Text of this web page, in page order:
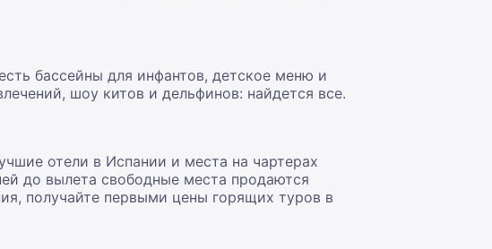
бассейны для инфантов, детское меню и
шоу китов и дельфинов: найдется все.
отели в Испании и места на чартерах
до вылета свободные места продаются
получайте первыми цены горящих туров в